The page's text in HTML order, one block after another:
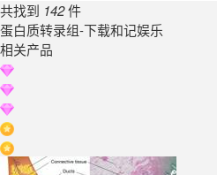
共找到 142件
蛋白质转录组-下载和记娱乐
相关产品